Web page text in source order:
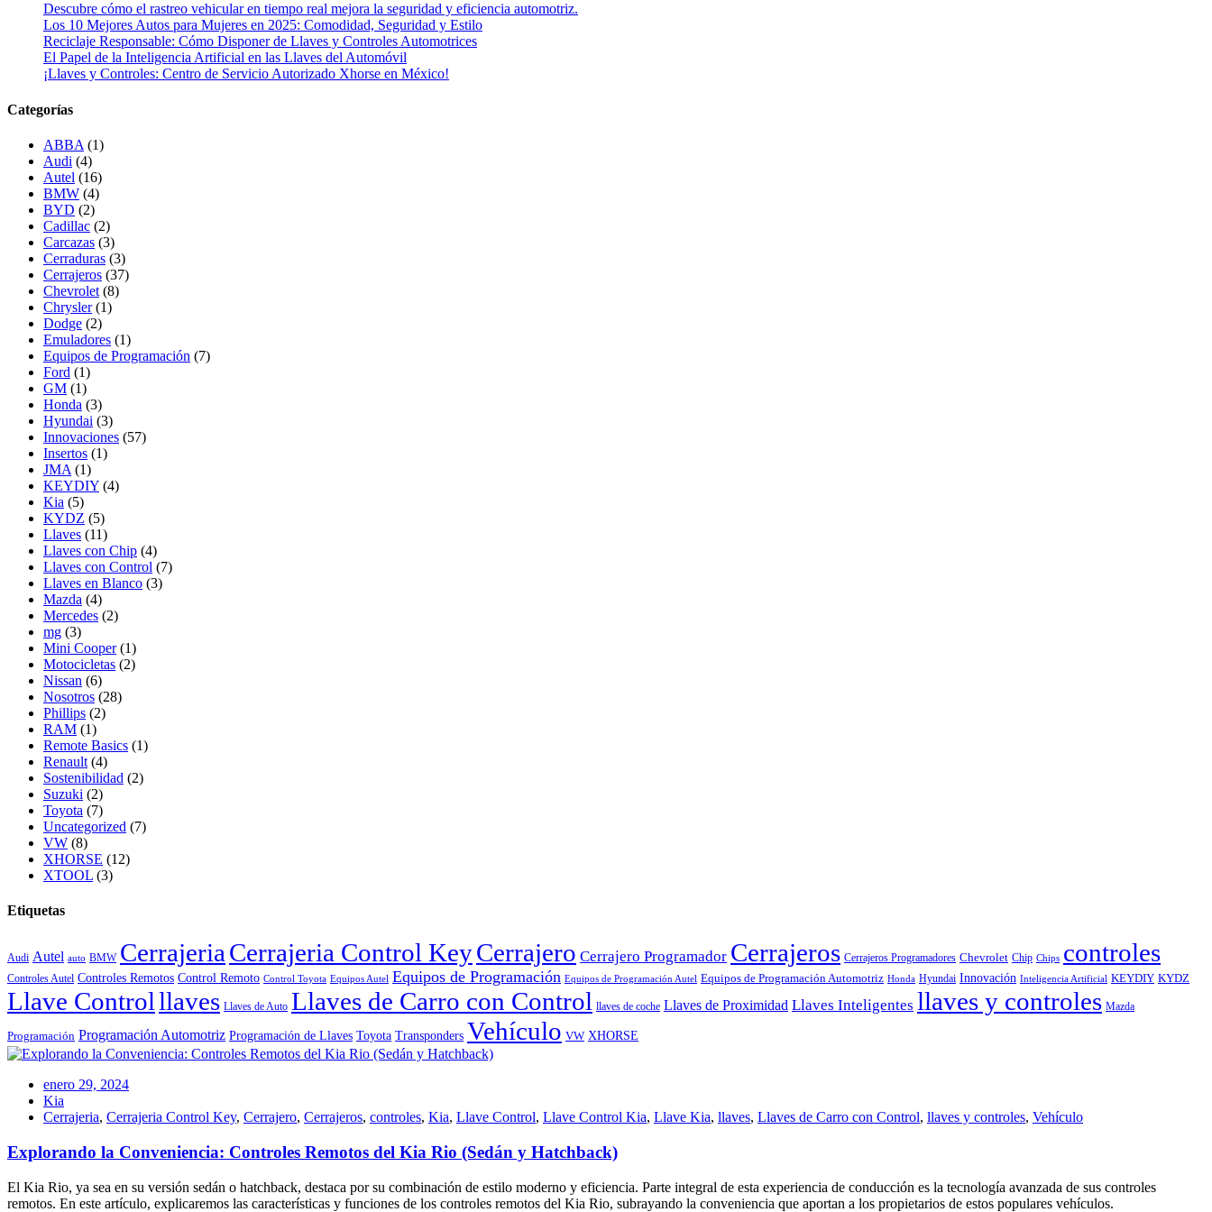
Descubre cómo el rastreo vehicular en tiempo real mejora la seguridad y eficiencia automotriz.
Los 10 Mejores Autos para Mujeres en 2025: Comodidad, Seguridad y Estilo
Reciclaje Responsable: Cómo Disponer de Llaves y Controles Automotrices
El Papel de la Inteligencia Artificial en las Llaves del Automóvil
¡Llaves y Controles: Centro de Servicio Autorizado Xhorse en México!
Categorías
ABBA (1)
Audi (4)
Autel (16)
BMW (4)
BYD (2)
Cadillac (2)
Carcazas (3)
Cerraduras (3)
Cerrajeros (37)
Chevrolet (8)
Chrysler (1)
Dodge (2)
Emuladores (1)
Equipos de Programación (7)
Ford (1)
GM (1)
Honda (3)
Hyundai (3)
Innovaciones (57)
Insertos (1)
JMA (1)
KEYDIY (4)
Kia (5)
KYDZ (5)
Llaves (11)
Llaves con Chip (4)
Llaves con Control (7)
Llaves en Blanco (3)
Mazda (4)
Mercedes (2)
mg (3)
Mini Cooper (1)
Motocicletas (2)
Nissan (6)
Nosotros (28)
Phillips (2)
RAM (1)
Remote Basics (1)
Renault (4)
Sostenibilidad (2)
Suzuki (2)
Toyota (7)
Uncategorized (7)
VW (8)
XHORSE (12)
XTOOL (3)
Etiquetas
Audi Autel auto BMW Cerrajeria Cerrajeria Control KeyCerrajero Cerrajero Programador Cerrajeros Cerrajeros Programadores Chevrolet Chip Chips controles
Controles Autel Controles Remotos Control Remoto Control Toyota Equipos Autel Equipos de Programación Equipos de Programación Autel Equipos de Programación Automotriz Honda Hyundai Innovación Inteligencia Artificial KEYDIY KYDZ
Llave Controlllaves Llaves de Auto Llaves de Carro con Control llaves de coche Llaves de Proximidad Llaves Inteligentes llaves y controles Mazda
Programación Programación Automotriz Programación de Llaves Toyota Transponders Vehículo VW XHORSE
enero 29, 2024
Kia
Cerrajeria, Cerrajeria Control Key, Cerrajero, Cerrajeros, controles, Kia, Llave Control, Llave Control Kia, Llave Kia, llaves, Llaves de Carro con Control, llaves y controles, Vehículo
Explorando la Conveniencia: Controles Remotos del Kia Rio (Sedán y Hatchback)
El Kia Rio, ya sea en su versión sedán o hatchback, destaca por su combinación de estilo moderno y eficiencia. Parte integral de esta experiencia de conducción es la tecnología avanzada de sus controles
remotos. En este artículo, explicaremos las características y funciones de los controles remotos del Kia Rio, subrayando la conveniencia que aportan a los propietarios de estos populares vehículos.